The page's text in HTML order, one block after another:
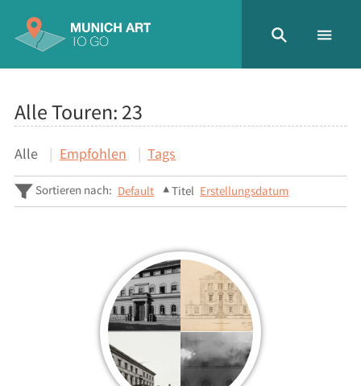
Alle Touren: 23
Alle Empfohlen Tags
Sortieren nach: Default Titel Erstellungsdatum